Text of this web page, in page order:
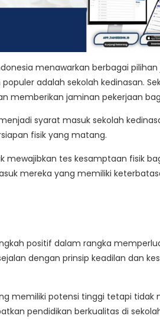
menawarkan berbagai
adalah sekolah kedinasan.
memberikan jaminan pekerjaan
syarat masuk sekolah
fisik yang matang.
mewajibkan tes kesamptaan fisik
mereka yang memiliki
positif dalam rangka
dengan prinsip keadilan dan
memiliki potensi tinggi tetapi tidak
pendidikan berkualitas di